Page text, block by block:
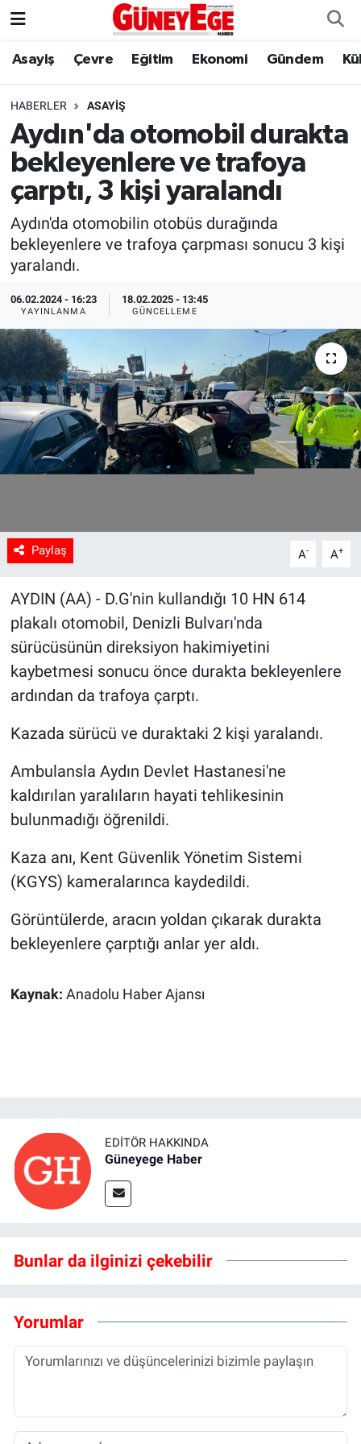
Asayiş Çevre Eğitim Ekonomi Gündem
HABERLER ASAYIŞ
Aydın'da otomobil durakta
bekleyenlere ve trafoya
çarptı, 3 kişi yaralandı
Aydın'da otomobilin otobüs durağında
bekleyenlere ve trafoya çarpması sonucu 3 kişi
yaralandı.
06.02.2024 - 16:23
YAYINLANMA
18.02.2025 - 13:45
GÜNCELLEME
Paylaş A- A+
AYDIN (AA) - D.G'nin kullandığı 10 HN 614
plakalı otomobil, Denizli Bulvarı'nda
sürücüsünün direksiyon hakimiyetini
kaybetmesi sonucu önce durakta bekleyenlere
ardından da trafoya çarptı.
Kazada sürücü ve duraktaki 2 kişi yaralandı.
Ambulansla Aydın Devlet Hastanesi'ne
kaldırılan yaralıların hayati tehlikesinin
bulunmadığı öğrenildi.
Kaza anı, Kent Güvenlik Yönetim Sistemi
(KGYS) kameralarınca kaydedildi.
Görüntülerde, aracın yoldan çıkarak durakta
bekleyenlere çarptığı anlar yer aldı.
Kaynak: Anadolu Haber Ajansı
EDITÖR HAKKINDA
Güneyege Haber
Bunlar da ilginizi çekebilir
Yorumlar
Asayiş
Çevre
Eğitim
Ekonomi
Gündem
Kültür Sanat
Magazin
Politika
Sağlık
Spor
Yaşam
İstanbul Hava Durumu
İstanbul Trafik Yoğunluk Haritası
Süper Lig Puan Durumu ve Fikstür
Tüm Manşetler
Son Dakika Haberleri
Haber Arşivi